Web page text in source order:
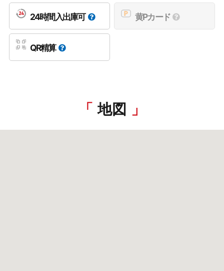
24時間入出庫可 黄Pカード
QR精算
地図